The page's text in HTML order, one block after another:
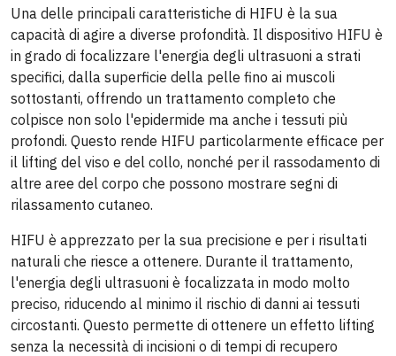
Una delle principali caratteristiche di HIFU è la sua
capacità di agire a diverse profondità. Il dispositivo HIFU è
in grado di focalizzare l'energia degli ultrasuoni a strati
specifici, dalla superficie della pelle fino ai muscoli
sottostanti, offrendo un trattamento completo che
colpisce non solo l'epidermide ma anche i tessuti più
profondi. Questo rende HIFU particolarmente efficace per
il lifting del viso e del collo, nonché per il rassodamento di
altre aree del corpo che possono mostrare segni di
rilassamento cutaneo.
HIFU è apprezzato per la sua precisione e per i risultati
naturali che riesce a ottenere. Durante il trattamento,
l'energia degli ultrasuoni è focalizzata in modo molto
preciso, riducendo al minimo il rischio di danni ai tessuti
circostanti. Questo permette di ottenere un effetto lifting
senza la necessità di incisioni o di tempi di recupero